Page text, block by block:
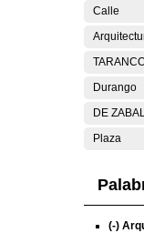
Calle
Durango
DE
Plaza
(-)